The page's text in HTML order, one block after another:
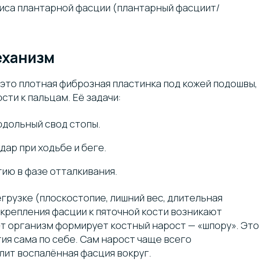
плантарной фасции (плантарный фасциит/
плотная фиброзная пластинка под кожей подошвы,
к пальцам. Её задачи:
свод стопы.
при ходьбе и беге.
в фазе отталкивания.
(плоскостопие, лишний вес, длительная
фасции к пяточной кости возникают
организм формирует костный нарост — «шпору». Это
сама по себе. Сам нарост чаще всего
воспалённая фасция вокруг.